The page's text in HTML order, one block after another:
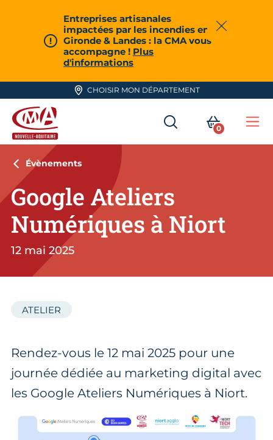
Entreprises artisanales
impactées par les incendies en
Gironde & Landes : la CMA vous
accompagne ! Plus
d'informations
Fermer
CHOISIR MON DÉPARTEMENT
CMA Nouvelle-Aquitaine
RECHERCHER
MON
0
Évènements
Google Ateliers
Numériques à Niort
12 mai 2025
ATELIER
Rendez-vous le 12 mai 2025 pour une
journée dédiée au marketing digital avec
les Google Ateliers Numériques à Niort.